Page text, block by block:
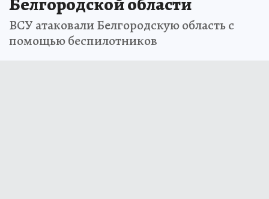
ВСУ атаковали Белгородскую область с
помощью беспилотников